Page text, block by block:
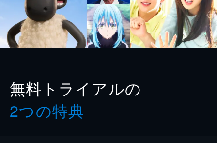
無料トライアルの
2つの特典